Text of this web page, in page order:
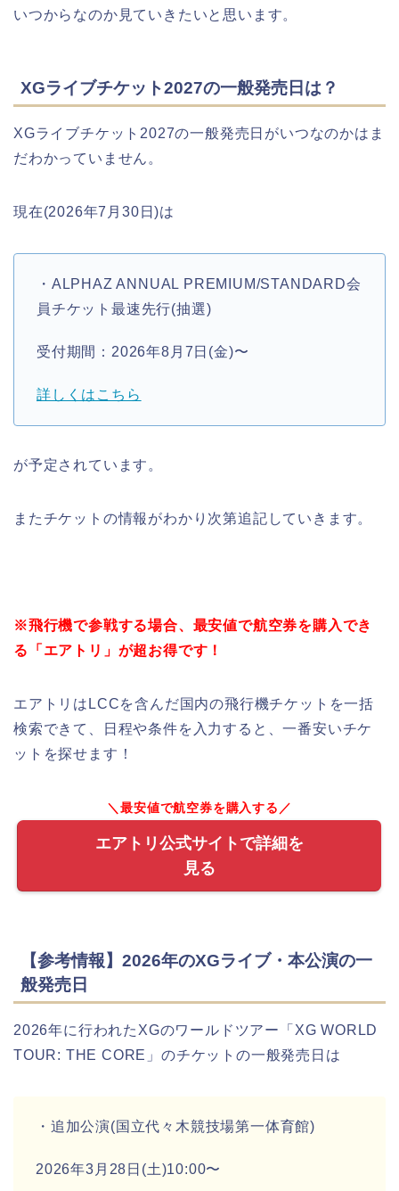
いつからなのか見ていきたいと思います。
XGライブチケット2027の一般発売日は？
XGライブチケット2027の一般発売日がいつなのかはま
だわかっていません。
現在(2026年7月30日)は
・ALPHAZ ANNUAL PREMIUM/STANDARD会
員チケット最速先行(抽選)
受付期間：2026年8月7日(金)〜
詳しくはこちら
が予定されています。
またチケットの情報がわかり次第追記していきます。
※飛行機で参戦する場合、最安値で航空券を購入でき
る「エアトリ」が超お得です！
エアトリはLCCを含んだ国内の飛行機チケットを一括
検索できて、日程や条件を入力すると、一番安いチケ
ットを探せます！
＼最安値で航空券を購入する／
エアトリ公式サイトで詳細を
見る
【参考情報】2026年のXGライブ・本公演の一
般発売日
2026年に行われたXGのワールドツアー「XG WORLD
TOUR: THE CORE」のチケットの一般発売日は
・追加公演(国立代々木競技場第一体育館)
2026年3月28日(土)10:00〜